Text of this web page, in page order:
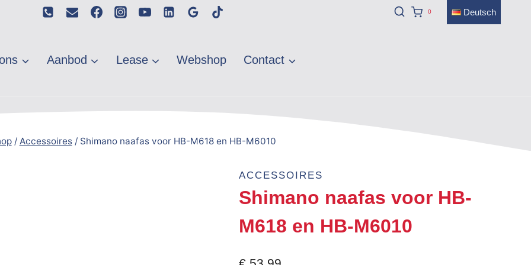
0 Deutsch
Aanbod Lease Webshop Contact
/ Accessoires / Shimano naafas voor HB-M618 en HB-M6010
ACCESSOIRES
Shimano naafas voor HB-
M618 en HB-M6010